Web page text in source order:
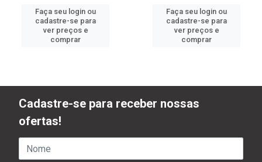
Faça seu login ou
cadastre-se para
ver preços e
comprar
Faça seu login ou
cadastre-se para
ver preços e
comprar
Cadastre-se para receber nossas
ofertas!